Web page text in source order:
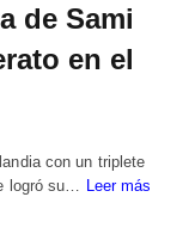
de Sami
en el
con un triplete
logró su… Leer más